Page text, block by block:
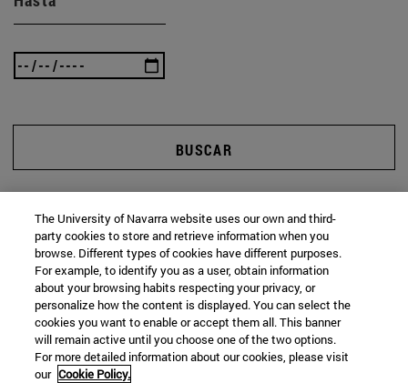
BUSCAR
The University of Navarra website uses our own and third-
party cookies to store and retrieve information when you
browse. Different types of cookies have different purposes.
For example, to identify you as a user, obtain information
about your browsing habits respecting your privacy, or
personalize how the content is displayed. You can select the
cookies you want to enable or accept them all. This banner
will remain active until you choose one of the two options.
For more detailed information about our cookies, please visit
our Cookie Policy.